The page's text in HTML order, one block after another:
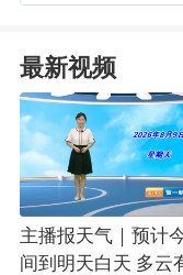
最新视频
主播报天气｜预计
间到明天白天 多云